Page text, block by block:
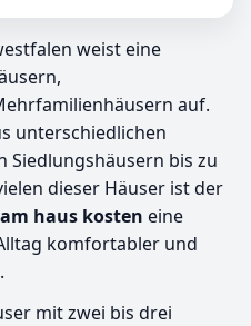
weist eine
auf.
unterschiedlichen
Siedlungshäusern bis zu
dieser Häuser ist der
haus kosten eine
komfortabler und
mit zwei bis drei